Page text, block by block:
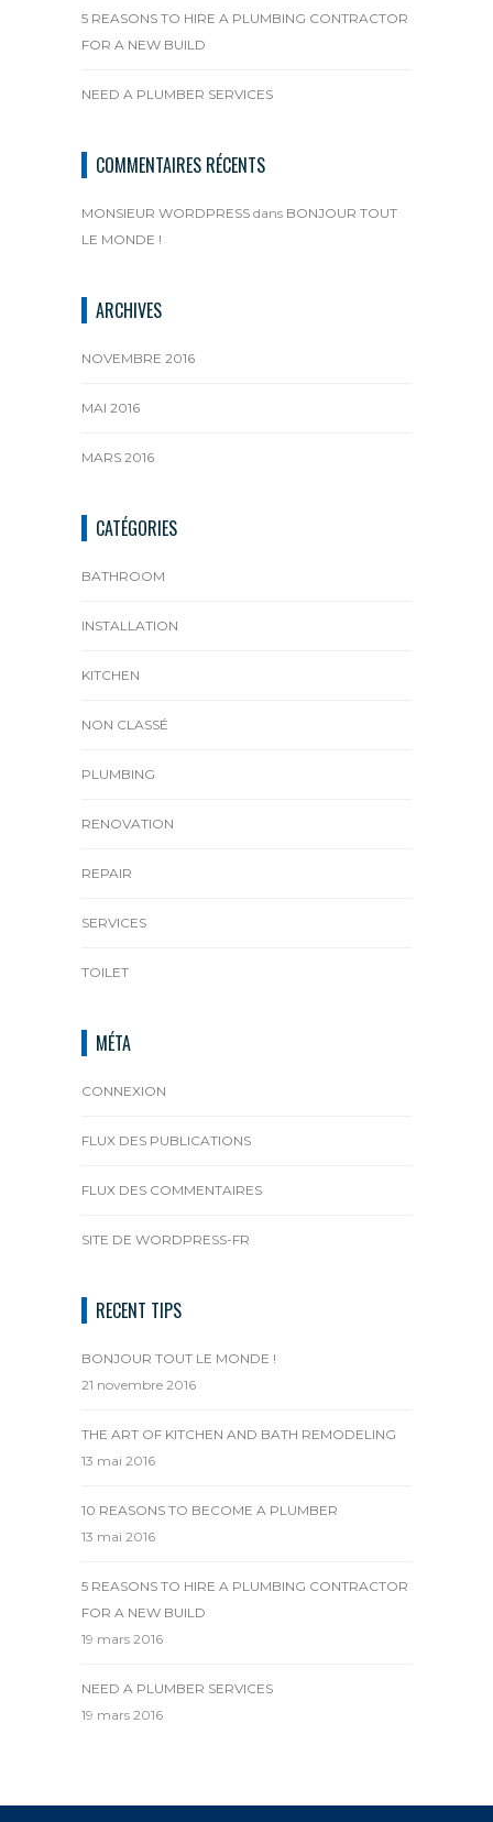
5 REASONS TO HIRE A PLUMBING CONTRACTOR
FOR A NEW BUILD
NEED A PLUMBER SERVICES
COMMENTAIRES RÉCENTS
MONSIEUR WORDPRESS dans BONJOUR TOUT
LE MONDE !
ARCHIVES
NOVEMBRE 2016
MAI 2016
MARS 2016
CATÉGORIES
BATHROOM
INSTALLATION
KITCHEN
NON CLASSÉ
PLUMBING
RENOVATION
REPAIR
SERVICES
TOILET
MÉTA
CONNEXION
FLUX DES PUBLICATIONS
FLUX DES COMMENTAIRES
SITE DE WORDPRESS-FR
RECENT TIPS
BONJOUR TOUT LE MONDE !
21 novembre 2016
THE ART OF KITCHEN AND BATH REMODELING
13 mai 2016
10 REASONS TO BECOME A PLUMBER
13 mai 2016
5 REASONS TO HIRE A PLUMBING CONTRACTOR
FOR A NEW BUILD
19 mars 2016
NEED A PLUMBER SERVICES
19 mars 2016